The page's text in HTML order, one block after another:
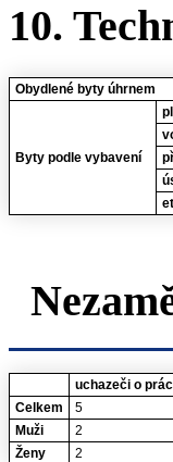
10.
Obydlené byty úhrnem
Byty podle vybavení
uchazeči o
Celkem
5
Muži
2
Ženy
2